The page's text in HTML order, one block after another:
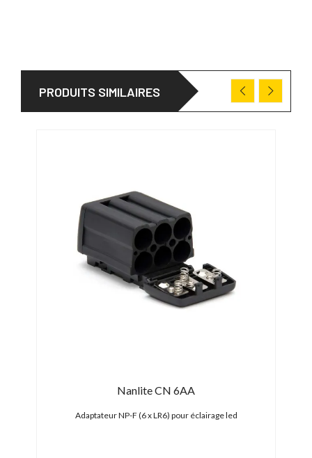
PRODUITS SIMILAIRES
Nanlite CN 6AA
Adaptateur NP-F (6 x LR6) pour éclairage led